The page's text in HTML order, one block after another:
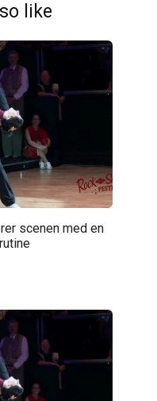
like
scenen med en